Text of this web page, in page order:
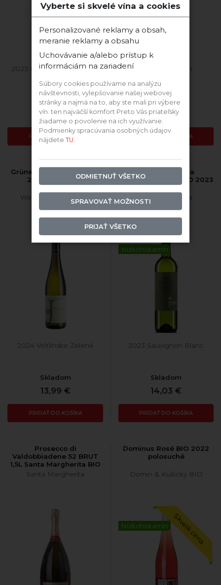
2023 Cabernet Sauvignon
Skladom
9,84 €
PRIDAŤ DO KOŠÍKA
2021 Sauvignon
Skladom
10,66 €
PRIDAŤ DO KOŠÍKA
Grüner Veltliner Terrasen
2024 BIO suché
Weingut Jurtschitsch
2024 Veltlínske Zelené
Skladom
13,99 €
PRIDAŤ DO KOŠÍKA
Karpatská Perla
Sauvignon Blanc BIO 2023
suché
Karpatská Perla
Nízkohistamín
2023 Sauvignon Blanc
Skladom
14,03 €
PRIDAŤ DO KOŠÍKA
Prosecco di
Valdobbiadene 52 BRUT
1,5L Santa Margherita BIO
Santa Margherita
Dominus Rosé BIO 2022
polosuché
Domin & Kušický BIO
Nízkohistamín Skvelá cena
Vyberte si skvelé vína a cookies
Personalizované reklamy a obsah,
meranie reklamy a obsahu
Uchovávanie a/alebo prístup k
informáciám na zariadení
Súbory cookies používame na analýzu
návštevnosti, vylepšovanie našej webovej
stránky a najmä na to, aby ste mali pri výbere
vín. ten najväčší komfort Preto Vás priateľsky
žiadame o povolenie na ich využívanie.
Podmienky spracúvania osobných údajov
nájdeteTU.
ODMIETNUŤ VŠETKO
SPRAVOVAŤ MOŽNOSTI
PRIJAŤ VŠETKO